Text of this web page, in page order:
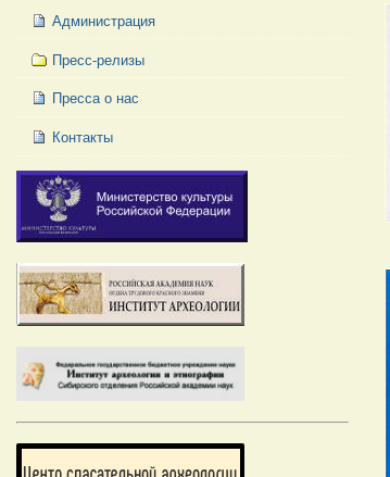
Администрация
Пресс-релизы
Пресса о нас
Контакты